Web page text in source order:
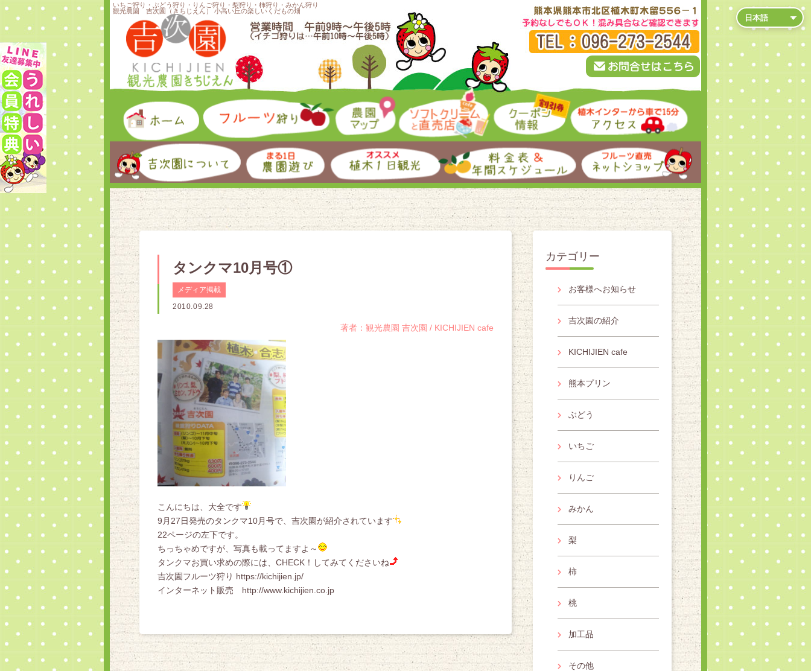
いちご狩り・ぶどう狩り・りんご狩り・梨狩り・柿狩り・みかん狩り
観光農園 吉次園（きちじえん） 小高い丘の楽しいくだもの畑
タンクマ10月号①
メディア掲載
2010.09.28
著者：観光農園 吉次園 / KICHIJIEN cafe
こんにちは、大全です
9月27日発売のタンクマ10月号で、吉次園が紹介されています
22ページの左下です。
ちっちゃめですが、写真も載ってますよ～
タンクマお買い求めの際には、CHECK！してみてくださいね
吉次園フルーツ狩り https://kichijien.jp/
インターネット販売 http://www.kichijien.co.jp
カテゴリー
お客様へお知らせ
吉次園の紹介
KICHIJIEN cafe
熊本プリン
ぶどう
いちご
りんご
みかん
梨
柿
桃
加工品
その他